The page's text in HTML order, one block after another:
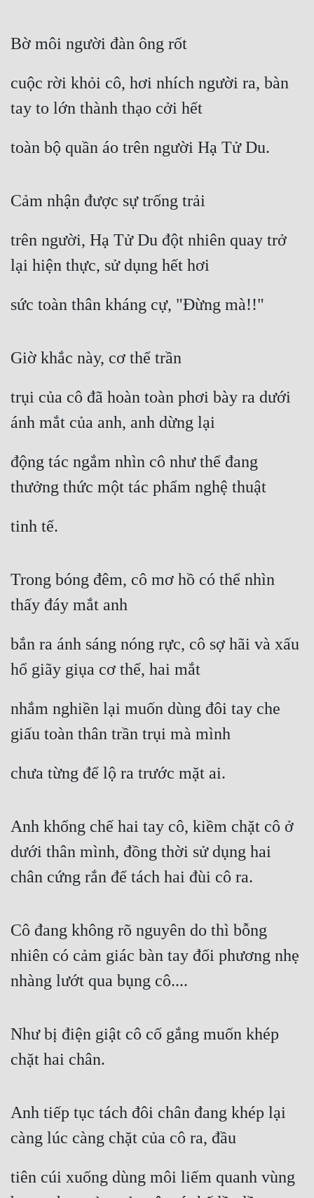
Bờ môi người đàn ông rốt
cuộc rời khỏi cô, hơi nhích người ra, bàn
tay to lớn thành thạo cởi hết
toàn bộ quần áo trên người Hạ Tử Du.
Cảm nhận được sự trống trải
trên người, Hạ Tử Du đột nhiên quay trở
lại hiện thực, sử dụng hết hơi
sức toàn thân kháng cự, "Đừng mà!!"
Giờ khắc này, cơ thể trần
trụi của cô đã hoàn toàn phơi bày ra dưới
ánh mắt của anh, anh dừng lại
động tác ngắm nhìn cô như thể đang
thưởng thức một tác phẩm nghệ thuật
tinh tế.
Trong bóng đêm, cô mơ hồ có thể nhìn
thấy đáy mắt anh
bắn ra ánh sáng nóng rực, cô sợ hãi và xấu
hổ giãy giụa cơ thể, hai mắt
nhắm nghiền lại muốn dùng đôi tay che
giấu toàn thân trần trụi mà mình
chưa từng để lộ ra trước mặt ai.
Anh khống chế hai tay cô, kiềm chặt cô ở
dưới thân mình, đồng thời sử dụng hai
chân cứng rắn để tách hai đùi cô ra.
Cô đang không rõ nguyên do thì bỗng
nhiên có cảm giác bàn tay đối phương nhẹ
nhàng lướt qua bụng cô....
Như bị điện giật cô cố gắng muốn khép
chặt hai chân.
Anh tiếp tục tách đôi chân đang khép lại
càng lúc càng chặt của cô ra, đầu
tiên cúi xuống dùng môi liếm quanh vùng